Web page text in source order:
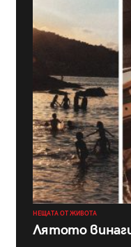
НЕЩАТА ОТ ЖИВОТА
Лятото